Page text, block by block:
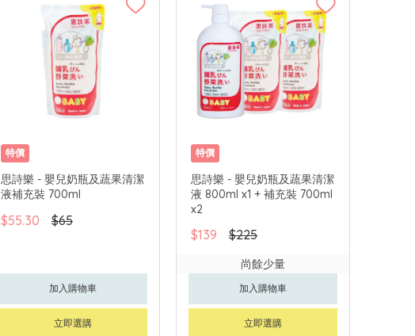
特價
思詩樂 - 嬰兒奶瓶及蔬果清潔
液補充裝 700ml
$55.30 $65
加入購物車
立即選購
特價
思詩樂 - 嬰兒奶瓶及蔬果清潔
液 800ml x1 + 補充裝 700ml
x2
$139 $225
尚餘少量
加入購物車
立即選購